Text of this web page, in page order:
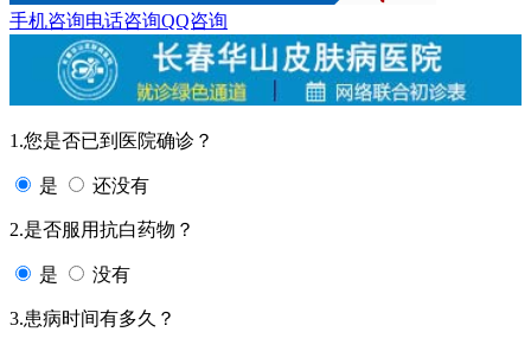
手机咨询电话咨询QQ咨询
1.您是否已到医院确诊？
是 还没有
2.是否服用抗白药物？
是 没有
3.患病时间有多久？